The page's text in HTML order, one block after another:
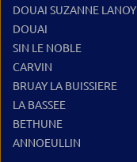
DOUAI SUZANNE LANOY
DOUAI
SIN LE NOBLE
CARVIN
BRUAY LA BUISSIERE
LA BASSEE
BETHUNE
ANNOEULLIN